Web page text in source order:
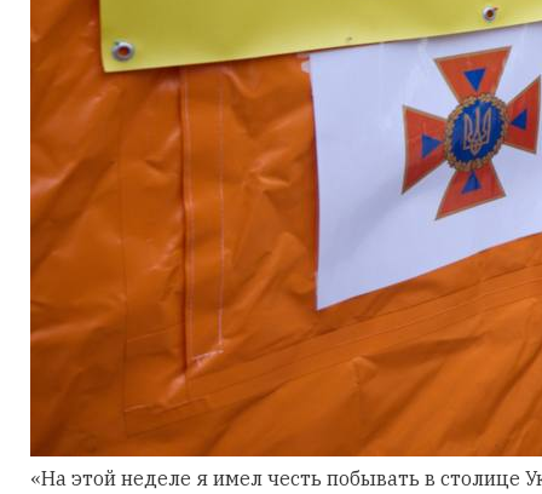
«На этой неделе я имел честь побывать в столице